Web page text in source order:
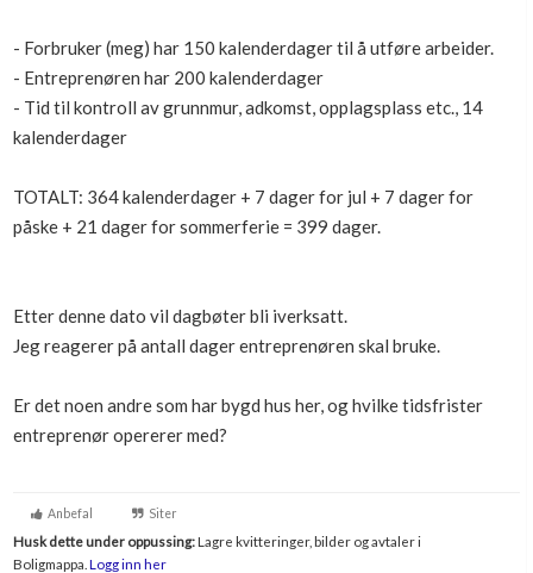
- Forbruker (meg) har 150 kalenderdager til å utføre arbeider.
- Entreprenøren har 200 kalenderdager
- Tid til kontroll av grunnmur, adkomst, opplagsplass etc., 14
kalenderdager
TOTALT: 364 kalenderdager + 7 dager for jul + 7 dager for
påske + 21 dager for sommerferie = 399 dager.
Etter denne dato vil dagbøter bli iverksatt.
Jeg reagerer på antall dager entreprenøren skal bruke.
Er det noen andre som har bygd hus her, og hvilke tidsfrister
entreprenør opererer med?
Anbefal Siter
Husk dette under oppussing:Lagre kvitteringer, bilder og avtaler i
Boligmappa. Logg inn her